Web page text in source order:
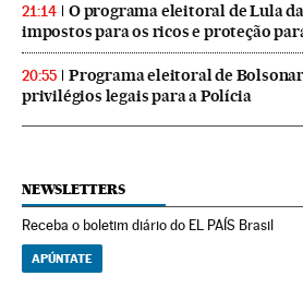
21:14
O programa eleitoral de Lula
impostos para os ricos e proteção
20:55
Programa eleitoral de
privilégios legais para a Polícia
NEWSLETTERS
Receba o boletim diário do EL PAÍS Brasil
APÚNTATE